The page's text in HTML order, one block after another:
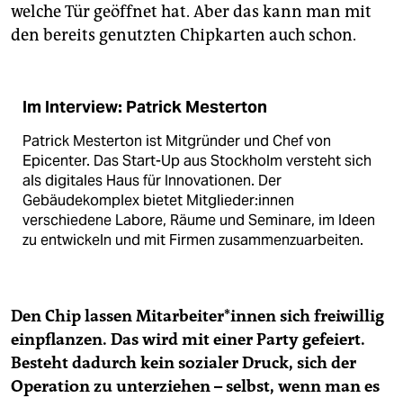
welche Tür geöffnet hat. Aber das kann man mit
den bereits genutzten Chipkarten auch schon.
Im Interview: Patrick Mesterton
Patrick Mesterton ist Mitgründer und Chef von
Epicenter. Das Start-Up aus Stockholm versteht sich
als digitales Haus für Innovationen. Der
Gebäudekomplex bietet Mitglieder:innen
verschiedene Labore, Räume und Seminare, im Ideen
zu entwickeln und mit Firmen zusammenzuarbeiten.
Den Chip lassen Mitarbeiter*innen sich freiwillig
einpflanzen. Das wird mit einer Party gefeiert.
Besteht dadurch kein sozialer Druck, sich der
Operation zu unterziehen – selbst, wenn man es